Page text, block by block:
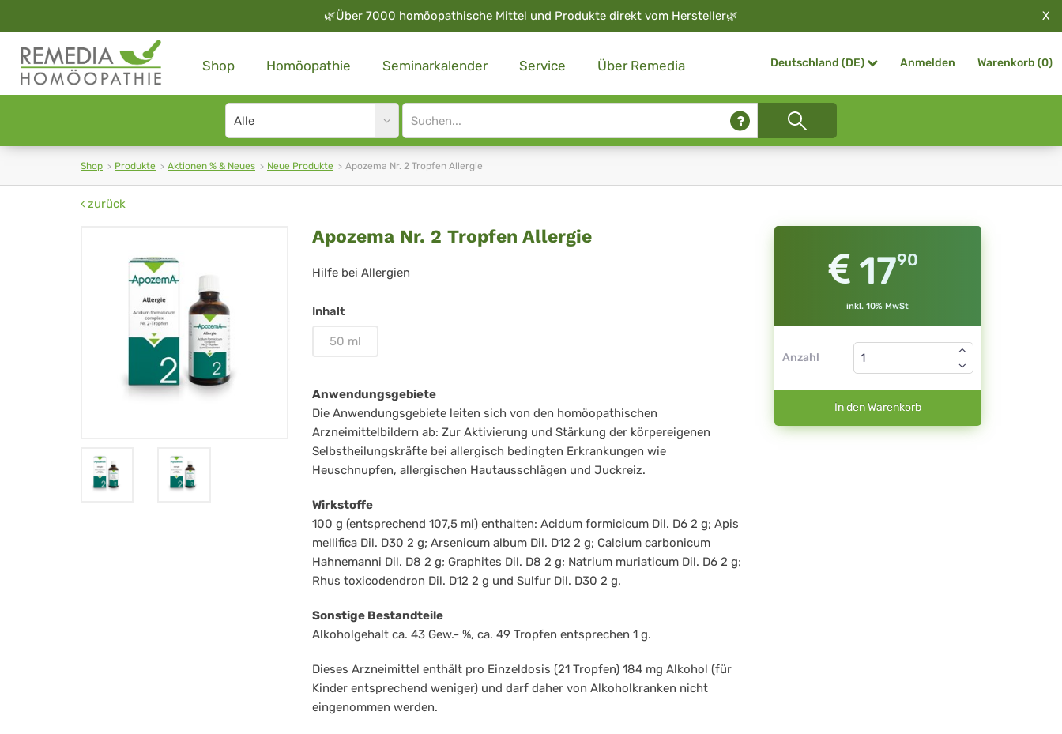
🌿Über 7000 homöopathische Mittel und Produkte direkt vom Hersteller🌿 X
Shop Homöopathie Seminarkalender Service Über Remedia Deutschland (DE) Anmelden Warenkorb (0)
Search
type
Site
search
Shop Produkte Aktionen % & Neues Neue Produkte Apozema Nr. 2 Tropfen Allergie
zurück
Apozema
Nr.
2
Tropfen
Apozema Nr. 2 Tropfen Allergie
Hilfe bei Allergien
Inhalt
50 ml
Anwendungsgebiete
Die Anwendungsgebiete leiten sich von den homöopathischen
Arzneimittelbildern ab: Zur Aktivierung und Stärkung der körpereigenen
Selbstheilungskräfte bei allergisch bedingten Erkrankungen wie
Heuschnupfen, allergischen Hautausschlägen und Juckreiz.
Wirkstoffe
100 g (entsprechend 107,5 ml) enthalten: Acidum formicicum Dil. D6 2 g; Apis
mellifica Dil. D30 2 g; Arsenicum album Dil. D12 2 g; Calcium carbonicum
Hahnemanni Dil. D8 2 g; Graphites Dil. D8 2 g; Natrium muriaticum Dil. D6 2 g;
Rhus toxicodendron Dil. D12 2 g und Sulfur Dil. D30 2 g.
Sonstige Bestandteile
Alkoholgehalt ca. 43 Gew.- %, ca. 49 Tropfen entsprechen 1 g.
Dieses Arzneimittel enthält pro Einzeldosis (21 Tropfen) 184 mg Alkohol (für
Kinder entsprechend weniger) und darf daher von Alkoholkranken nicht
eingenommen werden.
1790
inkl. 10% MwSt
Anzahl
In den Warenkorb